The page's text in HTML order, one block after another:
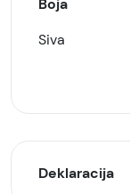
Boja
Siva
Deklaracija